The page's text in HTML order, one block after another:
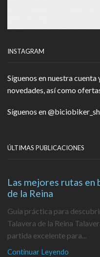
INSTAGRAM
Síguenos en nuestra
novedades, así como
Síguenos en
ÚLTIMAS PUBLICACIONES
Las mejores rutas en
de la Reina
Guía práctica para
Talavera de la Reina
partida excelente para...
Continuar Leyendo